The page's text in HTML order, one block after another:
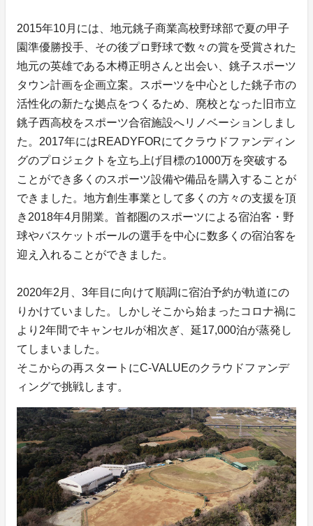
2015年10月には、地元銚子商業高校野球部で夏の甲子
園準優勝投手、その後プロ野球で数々の賞を受賞された
地元の英雄である木樽正明さんと出会い、銚子スポーツ
タウン計画を企画立案。スポーツを中心とした銚子市の
活性化の新たな拠点をつくるため、廃校となった旧市立
銚子西高校をスポーツ合宿施設へリノベーションしまし
た。2017年にはREADYFORにてクラウドファンディン
グのプロジェクトを立ち上げ目標の1000万を突破する
ことができ多くのスポーツ設備や備品を購入することが
できました。地方創生事業として多くの方々の支援を頂
き2018年4月開業。首都圏のスポーツによる宿泊客・野
球やバスケットボールの選手を中心に数多くの宿泊客を
迎え入れることができました。
2020年2月、3年目に向けて順調に宿泊予約が軌道にの
りかけていました。しかしそこから始まったコロナ禍に
より2年間でキャンセルが相次ぎ、延17,000泊が蒸発し
てしまいました。
そこからの再スタートにC-VALUEのクラウドファンデ
ィングで挑戦します。